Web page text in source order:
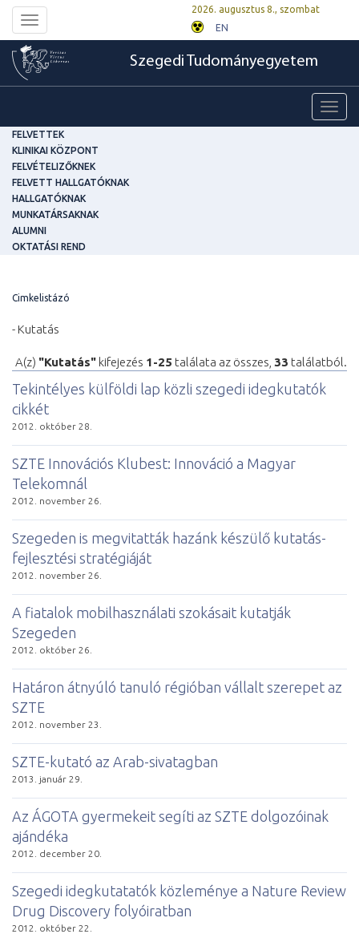
Toggle
navigation
2026. augusztus 8., szombat
EN
Szegedi Tudományegyetem
FELVETTEK
KLINIKAI KÖZPONT
FELVÉTELIZŐKNEK
FELVETT HALLGATÓKNAK
HALLGATÓKNAK
MUNKATÁRSAKNAK
ALUMNI
OKTATÁSI REND
Cimkelistázó
- Kutatás
A(z) "Kutatás" kifejezés 1-25 találata az összes, 33 találatból.
Tekintélyes külföldi lap közli szegedi idegkutatók
cikkét
2012. október 28.
SZTE Innovációs Klubest: Innováció a Magyar
Telekomnál
2012. november 26.
Szegeden is megvitatták hazánk készülő kutatás-
fejlesztési stratégiáját
2012. november 26.
A fiatalok mobilhasználati szokásait kutatják
Szegeden
2012. október 26.
Határon átnyúló tanuló régióban vállalt szerepet az
SZTE
2012. november 23.
SZTE-kutató az Arab-sivatagban
2013. január 29.
Az ÁGOTA gyermekeit segíti az SZTE dolgozóinak
ajándéka
2012. december 20.
Szegedi idegkutatatók közleménye a Nature Review
Drug Discovery folyóiratban
2012. október 22.